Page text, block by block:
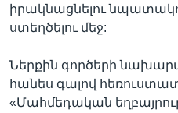
իրակնացնելու
ստեղծելու մեջ:
Ներքին գործերի
հանես գալով
«Մահմեդական